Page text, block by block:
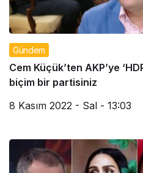
Gündem
Cem Küçük’ten AKP’ye
biçim bir partisiniz
8 Kasım 2022 - Sal - 13:03